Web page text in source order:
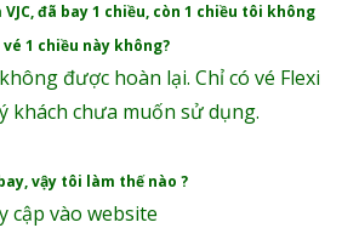
đã bay 1 chiều, còn 1 chiều tôi không
1 chiều này không?
được hoàn lại. Chỉ có vé Flexi
khách chưa muốn sử dụng.
vậy tôi làm thế nào ?
cập vào website